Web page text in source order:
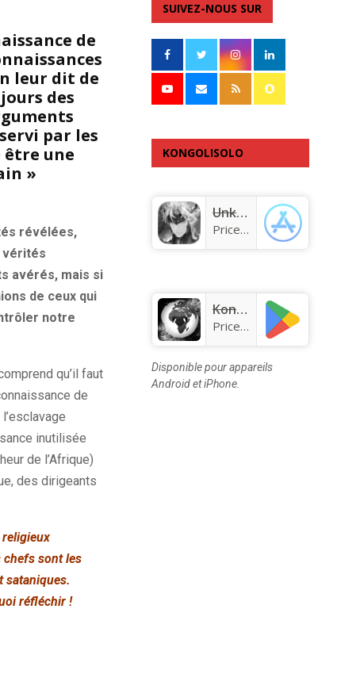
de
leur dit de
des
par les
être une
»
révélées,
vérités
avérés, mais si
de ceux qui
notre
qu’il faut
de
inutilisée
de l’Afrique)
des dirigeants
religieux
chefs sont les
sataniques.
réfléchir !
SUIVEZ-NOUS SUR
KONGOLISOLO
Unknown app
Price:Free
KongoLisolo
Price:Free
Disponible pour appareils
Android et iPhone.